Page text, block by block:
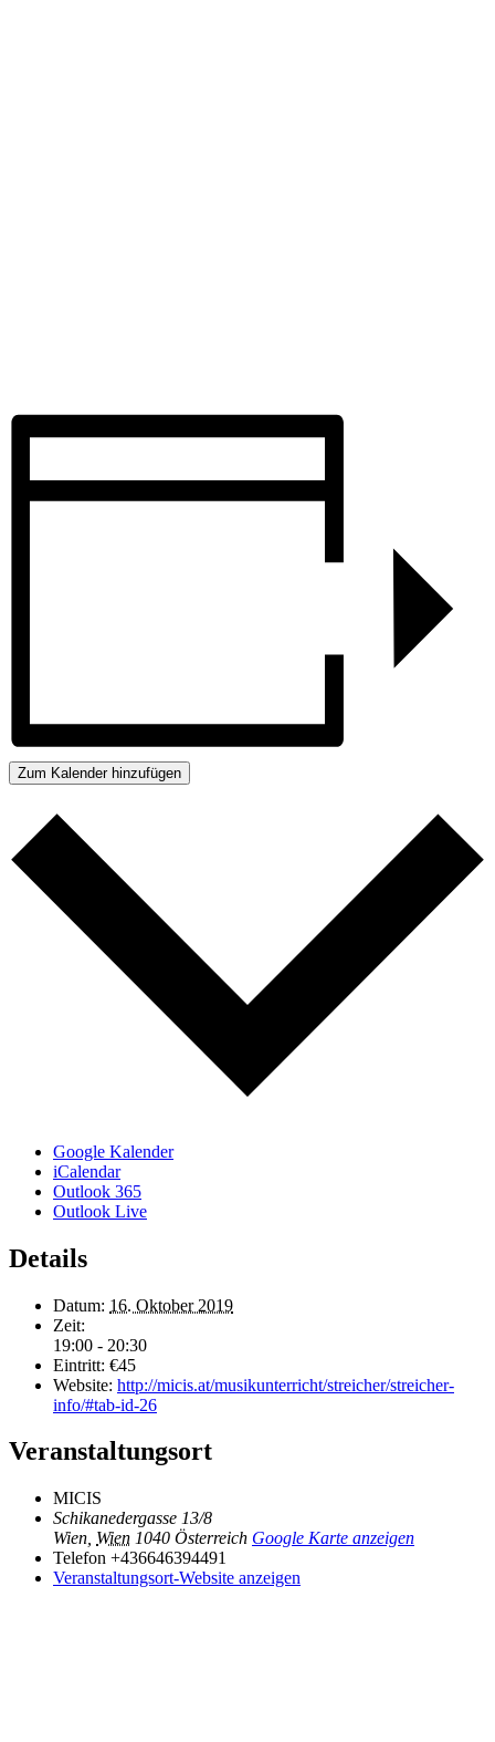
Zum Kalender hinzufügen
Google Kalender
iCalendar
Outlook 365
Outlook Live
Details
Datum: 16. Oktober 2019
Zeit:
19:00 - 20:30
Eintritt: €45
Website: http://micis.at/musikunterricht/streicher/streicher-
info/#tab-id-26
Veranstaltungsort
MICIS
Schikanedergasse 13/8
Wien Wien 1040 Österreich Google Karte anzeigen
Telefon +436646394491
Veranstaltungsort-Website anzeigen